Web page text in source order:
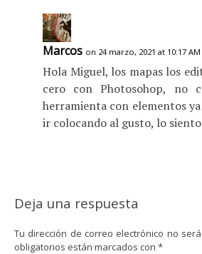
Marcos on 24 marzo, 2021 at 10:17 AM
Hola Miguel, los mapas los
cero con Photosohop, no
herramienta con elementos
ir colocando al gusto, lo
Deja una respuesta
Tu dirección de correo electrónico no
obligatorios están marcados con *